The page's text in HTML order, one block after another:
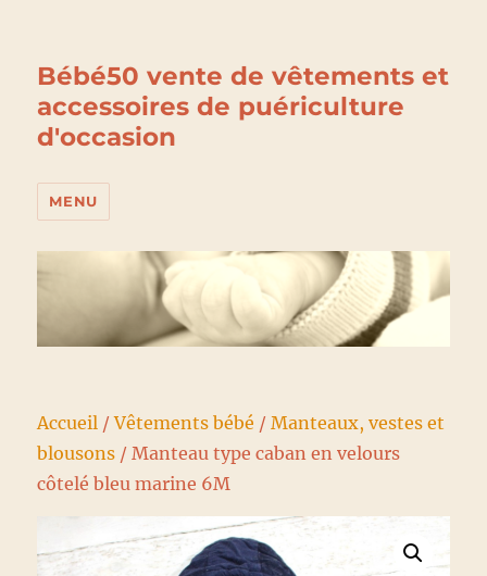
Bébé50 vente de vêtements et
accessoires de puériculture
d'occasion
MENU
Accueil /Vêtements bébé /Manteaux, vestes et
blousons / Manteau type caban en velours
côtelé bleu marine 6M